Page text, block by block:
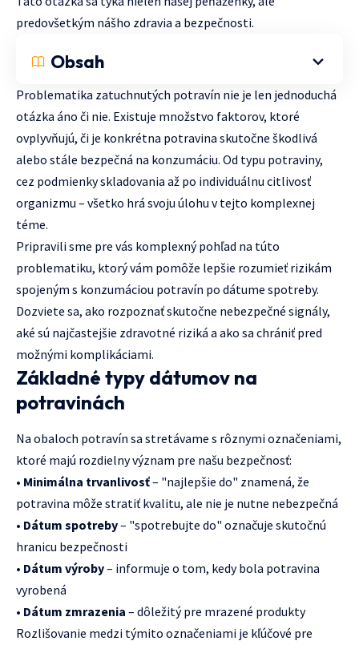
predovšetkým nášho zdravia a bezpečnosti.
Obsah
Problematika zatuchnutých potravín nie je len jednoduchá
otázka áno či nie. Existuje množstvo faktorov, ktoré
ovplyvňujú, či je konkrétna potravina skutočne škodlivá
alebo stále bezpečná na konzumáciu. Od typu potraviny,
cez podmienky skladovania až po individuálnu citlivosť
organizmu – všetko hrá svoju úlohu v tejto komplexnej
téme.
Pripravili sme pre vás komplexný pohľad na túto
problematiku, ktorý vám pomôže lepšie rozumieť rizikám
spojeným s konzumáciou potravín po dátume spotreby.
Dozviete sa, ako rozpoznať skutočne nebezpečné signály,
aké sú najčastejšie zdravotné riziká a ako sa chrániť pred
možnými komplikáciami.
Základné typy dátumov na
potravinách
Na obaloch potravín sa stretávame s rôznymi označeniami,
ktoré majú rozdielny význam pre našu bezpečnosť:
• Minimálna trvanlivosť– "najlepšie do" znamená, že
potravina môže stratiť kvalitu, ale nie je nutne nebezpečná
• Dátum spotreby– "spotrebujte do" označuje skutočnú
hranicu bezpečnosti
• Dátum výroby– informuje o tom, kedy bola potravina
vyrobená
• Dátum zmrazenia – dôležitý pre mrazené produkty
Rozlišovanie medzi týmito označeniami je kľúčové pre